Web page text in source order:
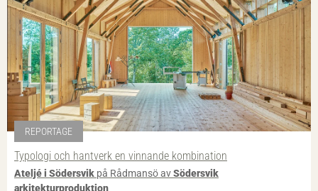
REPORTAGE
Typologi och hantverk en vinnande kombination
Ateljé i Södersvik på Rådmansö avSödersvik
arkitekturproduktion